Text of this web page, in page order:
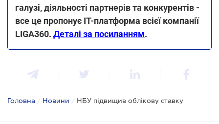
галузі, діяльності партнерів та конкурентів -
все це пропонує IT-платформа всієї компанії
LIGA360. Деталі за посиланням.
Головна / Новини / НБУ підвищив облікову ставку